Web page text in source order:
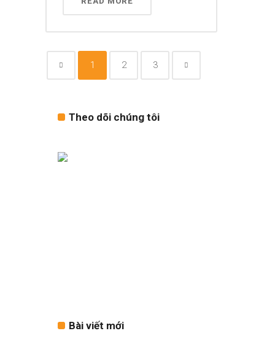
1 2 3
Theo dõi chúng tôi
Bài viết mới